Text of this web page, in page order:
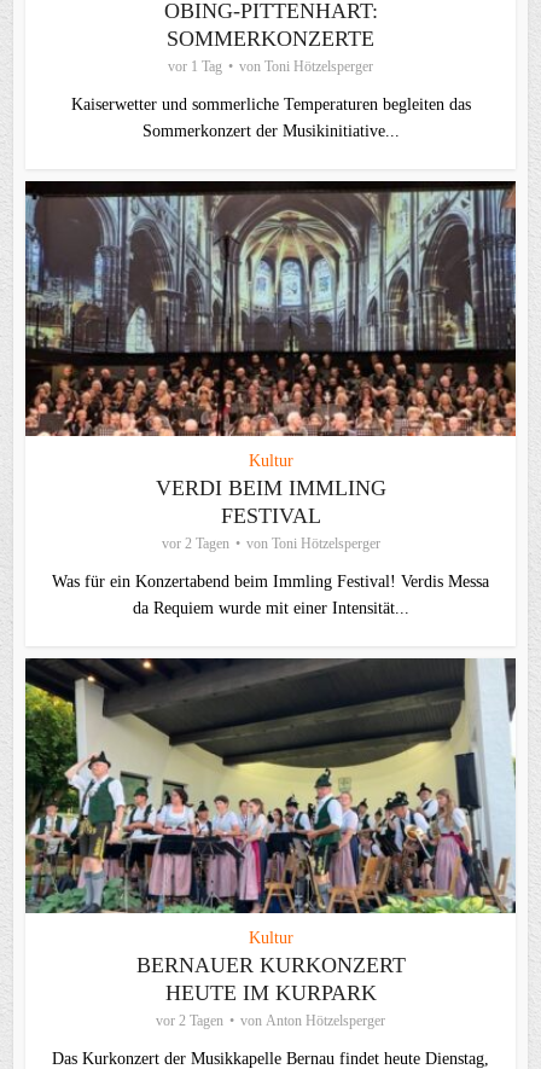
OBING-PITTENHART:
SOMMERKONZERTE
vor 1 Tag von Toni Hötzelsperger
Kaiserwetter und sommerliche Temperaturen begleiten das
Sommerkonzert der Musikinitiative...
Kultur
VERDI BEIM IMMLING
FESTIVAL
vor 2 Tagen von Toni Hötzelsperger
Was für ein Konzertabend beim Immling Festival! Verdis Messa
da Requiem wurde mit einer Intensität...
Kultur
BERNAUER KURKONZERT
HEUTE IM KURPARK
vor 2 Tagen von Anton Hötzelsperger
Das Kurkonzert der Musikkapelle Bernau findet heute Dienstag,